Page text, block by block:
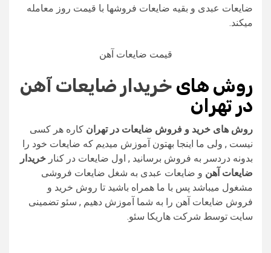
ضایعات عبدی و بقیه ضایعات فروشها با قیمت روز معامله
میکند.
قیمت ضایعات آهن
روش های خریدار ضایعات آهن
در تهران
روش های خرید و فروش ضایعات در تهران کاره هر کسی
نیست , ولی ما اینجا بهتون آموزش میدیم که ضایعات خود را
بدونه دردسر به فروش برسانید , اول ضایعات در کنار خریدار
ضایعات آهن و ضایعات عبدی به شغل ضایعات فروشی
مشغول میباشد پس با ما همراه باشید تا روش خرید و
فروش ضایعات آهن را به شما آموزش دهیم , سئو تضمینی
سایت توسط شرکت هاریکا سئو.